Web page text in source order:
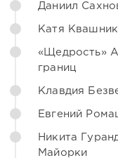
Даниил
Катя
«Щедрость»
границ
Клавдия
Евгений
Никита
Майорки